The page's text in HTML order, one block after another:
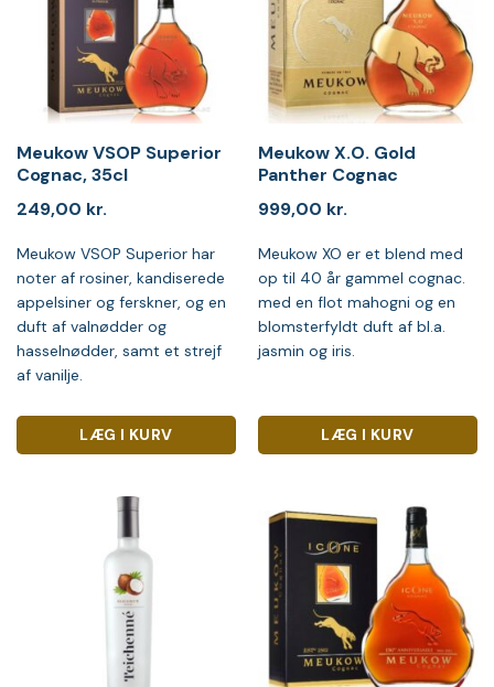
Meukow VSOP Superior
Cognac, 35cl
249,00 kr.
Meukow VSOP Superior har
noter af rosiner, kandiserede
appelsiner og ferskner, og en
duft af valnødder og
hasselnødder, samt et strejf
af vanilje.
LÆG I KURV
Meukow X.O. Gold
Panther Cognac
999,00 kr.
Meukow XO er et blend med
op til 40 år gammel cognac.
med en flot mahogni og en
blomsterfyldt duft af bl.a.
jasmin og iris.
LÆG I KURV